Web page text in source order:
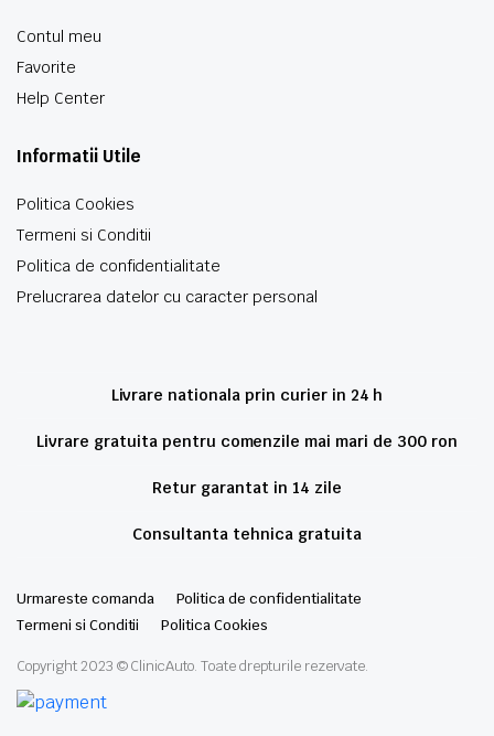
Contul meu
Favorite
Help Center
Informatii Utile
Politica Cookies
Termeni si Conditii
Politica de confidentialitate
Prelucrarea datelor cu caracter personal
Livrare nationala prin curier in 24 h
Livrare gratuita pentru comenzile mai mari de 300 ron
Retur garantat in 14 zile
Consultanta tehnica gratuita
Urmareste comanda
Politica de confidentialitate
Termeni si Conditii
Politica Cookies
Copyright 2023 © ClinicAuto. Toate drepturile rezervate.